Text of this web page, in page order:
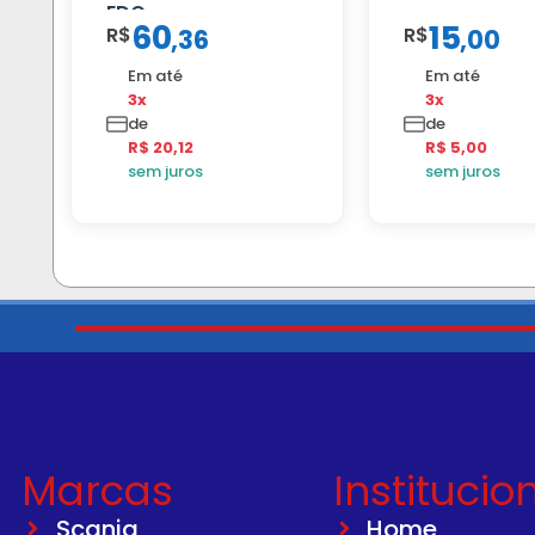
EDC
R$60,36
Em até
3x
de
R$ 20,12
sem juros
R$15,00
Em até
3x
de
R$ 5,00
sem juros
Marcas